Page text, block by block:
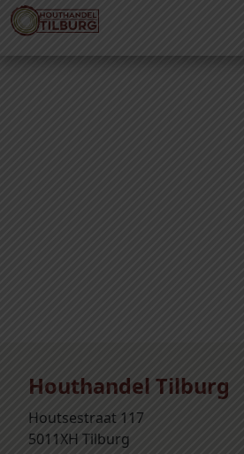
Houthandel Tilburg
Houtsestraat 117
5011XH Tilburg